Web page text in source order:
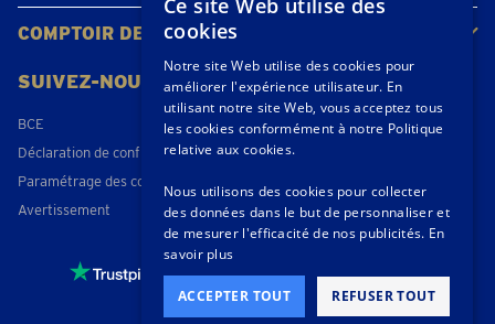
Contacter
Planifiez votre rendez-vous
Emplacements
COMPTOIR DE L'OR
SUIVEZ-NOUS
4,4 / 5- 175 beoordelingen
BCE
Déclaration de confidentialité
Paramétrage des cookies
Avertissement
Ce site Web utilise des
cookies
Notre site Web utilise des cookies pour
améliorer l'expérience utilisateur. En
utilisant notre site Web, vous acceptez tous
les cookies conformément à notre Politique
relative aux cookies.
Nous utilisons des cookies pour collecter
des données dans le but de personnaliser et
de mesurer l'efficacité de nos publicités. En
savoir plus
ACCEPTER TOUT REFUSER TOUT